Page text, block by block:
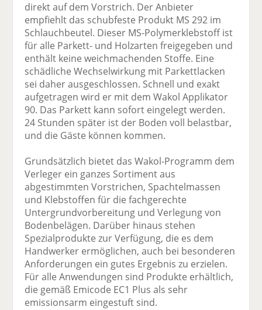
direkt auf dem Vorstrich. Der Anbieter
empfiehlt das schubfeste Produkt MS 292 im
Schlauchbeutel. Dieser MS-Polymerklebstoff ist
für alle Parkett- und Holzarten freigegeben und
enthält keine weichmachenden Stoffe. Eine
schädliche Wechselwirkung mit Parkettlacken
sei daher ausgeschlossen. Schnell und exakt
aufgetragen wird er mit dem Wakol Applikator
90. Das Parkett kann sofort eingelegt werden.
24 Stunden später ist der Boden voll belastbar,
und die Gäste können kommen.
Grundsätzlich bietet das Wakol-Programm dem
Verleger ein ganzes Sortiment aus
abgestimmten Vorstrichen, Spachtelmassen
und Klebstoffen für die fachgerechte
Untergrundvorbereitung und Verlegung von
Bodenbelägen. Darüber hinaus stehen
Spezialprodukte zur Verfügung, die es dem
Handwerker ermöglichen, auch bei besonderen
Anforderungen ein gutes Ergebnis zu erzielen.
Für alle Anwendungen sind Produkte erhältlich,
die gemäß Emicode EC1 Plus als sehr
emissionsarm eingestuft sind.